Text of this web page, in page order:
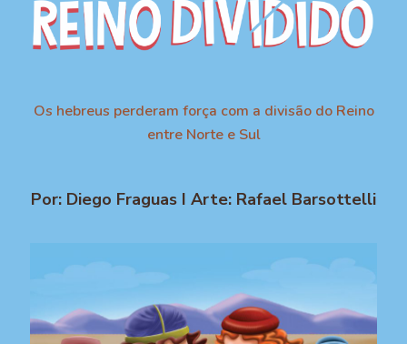
Os hebreus perderam força com a divisão do Reino
entre Norte e Sul
Por: Diego Fraguas I Arte: Rafael Barsottelli